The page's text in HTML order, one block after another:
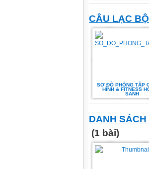
CÂU LẠC
SƠ ĐỒ PHÒNG TẬP
HÌNH & FITNESS
SANH
DANH
(1 bài)